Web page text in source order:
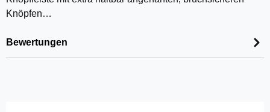
Knöpfen…
Bewertungen